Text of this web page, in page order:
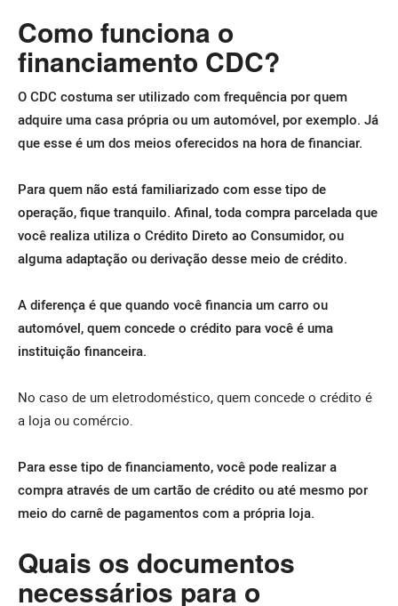
Como funciona o
financiamento CDC?
O CDC costuma ser utilizado com frequência por quem
adquire uma casa própria ou um automóvel, por exemplo. Já
que esse é um dos meios oferecidos na hora de financiar.
Para quem não está familiarizado com esse tipo de
operação, fique tranquilo. Afinal, toda compra parcelada que
você realiza utiliza o Crédito Direto ao Consumidor, ou
alguma adaptação ou derivação desse meio de crédito.
A diferença é que quando você financia um carro ou
automóvel, quem concede o crédito para você é uma
instituição financeira.
No caso de um eletrodoméstico, quem concede o crédito é
a loja ou comércio.
Para esse tipo de financiamento, você pode realizar a
compra através de um cartão de crédito ou até mesmo por
meio do carnê de pagamentos com a própria loja.
Quais os documentos
necessários para o